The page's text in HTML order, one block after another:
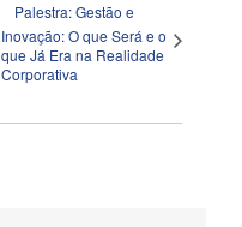
Palestra: Gestão e
Inovação: O que Será e o
que Já Era na Realidade
Corporativa